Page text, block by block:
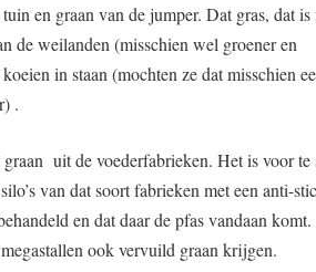
en graan van de jumper. Dat gras, dat is
de weilanden (misschien wel groener en
in staan (mochten ze dat misschien
.
uit de voederfabrieken. Het is voor te
van dat soort fabrieken met een anti-
en dat daar de pfas vandaan
ook vervuild graan krijgen.